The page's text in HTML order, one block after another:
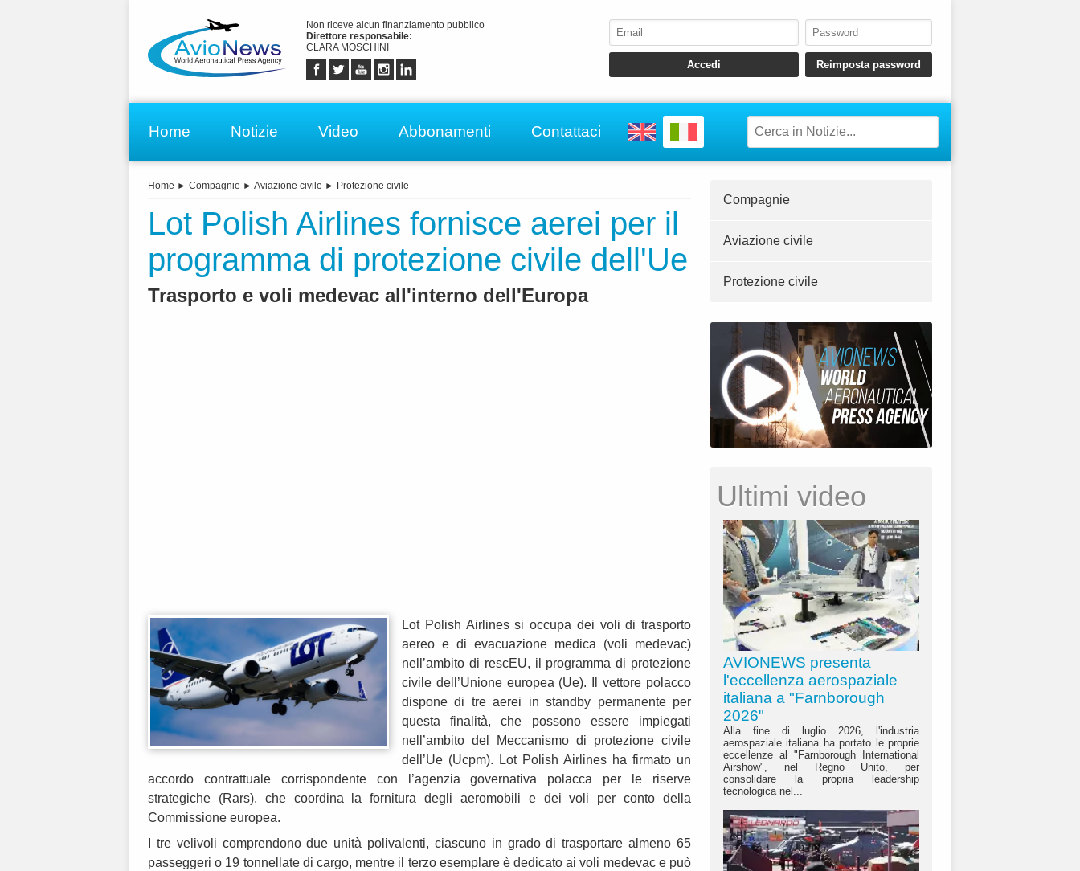
Non riceve alcun finanziamento pubblico
Direttore responsabile:
CLARA MOSCHINI
Home Notizie Video Abbonamenti Contattaci
Home ► Compagnie ► Aviazione civile ► Protezione civile
Lot Polish Airlines fornisce aerei per il
programma di protezione civile dell'Ue
Trasporto e voli medevac all'interno dell'Europa
Lot Polish Airlines si occupa dei voli di trasporto
aereo e di evacuazione medica (voli medevac)
nell’ambito di rescEU, il programma di protezione
civile dell’Unione europea (Ue). Il vettore polacco
dispone di tre aerei in standby permanente per
questa finalità, che possono essere impiegati
nell’ambito del Meccanismo di protezione civile
dell’Ue (Ucpm). Lot Polish Airlines ha firmato un
accordo contrattuale corrispondente con l’agenzia governativa polacca per le riserve
strategiche (Rars), che coordina la fornitura degli aeromobili e dei voli per conto della
Commissione europea.
I tre velivoli comprendono due unità polivalenti, ciascuno in grado di trasportare almeno 65
passeggeri o 19 tonnellate di cargo, mentre il terzo esemplare è dedicato ai voli medevac e può
Compagnie
Aviazione civile
Protezione civile
Ultimi video
AVIONEWS presenta
l'eccellenza aerospaziale
italiana a "Farnborough
2026"
Alla fine di luglio 2026, l'industria
aerospaziale italiana ha portato le proprie
eccellenze al "Farnborough International
Airshow", nel Regno Unito, per
consolidare la propria leadership
tecnologica nel...